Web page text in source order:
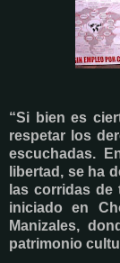
“Si bien es
respetar los
escuchadas.
libertad, se ha
las corridas
iniciado en
Manizales,
patrimonio